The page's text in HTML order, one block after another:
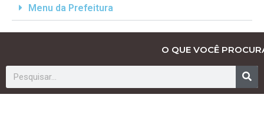
Menu da Prefeitura
O QUE VOCÊ